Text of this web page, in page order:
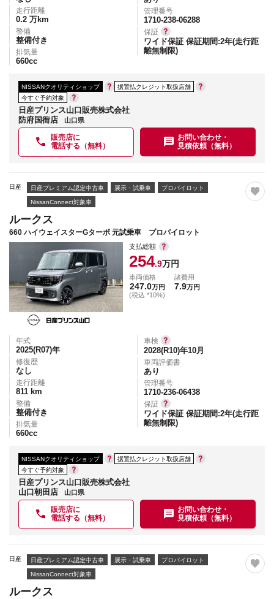
走行距離
0.2 万km
整備
整備付き
排気量
660cc
管理番号
1710-238-06288
保証
ワイド保証 保証期間:2年(走行距
離無制限)
NISSANクオリティショップ
据置払クレジット取扱店舗
今すぐ予約対象
日産プリンス山口販売株式会社
防府国衙店
山口県
販売店に
電話する（無料）
お問い合わせ・
見積依頼（無料）
日産 日産プレミアム認定中古車 展示・試乗車 プロパイロット
NissanConnect対象車
ルークス
660 ハイウェイスターGターボ 元試乗車 プロパイロット
支払総額
254.9万円
車両価格
247.0万円
(税込 *10%)
諸費用
7.9万円
年式
2025(R07)年
修復歴
なし
走行距離
811 km
整備
整備付き
排気量
660cc
車検
2028(R10)年10月
車両評価書
あり
管理番号
1710-236-06438
保証
ワイド保証 保証期間:2年(走行距
離無制限)
NISSANクオリティショップ
据置払クレジット取扱店舗
今すぐ予約対象
日産プリンス山口販売株式会社
山口朝田店
山口県
販売店に
電話する（無料）
お問い合わせ・
見積依頼（無料）
日産 日産プレミアム認定中古車 展示・試乗車 プロパイロット
NissanConnect対象車
ルークス